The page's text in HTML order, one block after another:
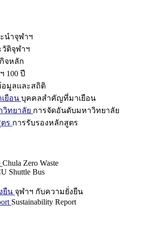
นำจุฬาฯ
วัติจุฬาฯ
จหลัก
100 ปี
มูลและสถิติ
ยือน บุคคลสำคัญที่มาเยือน
วิทยาลัย การจัดอันดับมหาวิทยาลัย
ร การรับรองหลักสูตร
Chula Zero Waste
Shuttle Bus
ยืน จุฬาฯ กับความยั่งยืน
Sustainability Report